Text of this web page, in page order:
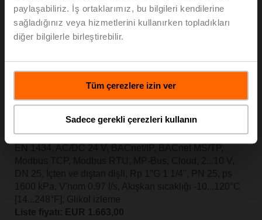
paylaşabiliriz. İş ortaklarımız, bu bilgileri kendilerine
sağladığınız veya hizmetlerini kullanırken topladıkları
diğer bilgilerle birleştirebilir.
Tüm çerezlere izin ver
Sadece gerekli çerezleri kullanın
Sepete ekle
Proje listesine ekle
EV025R2+MID
Elektrikli 2 yollu PI-CCV Belimo Energy Valve™ MID /
1600 kPa, V'nom 0.97 l/s, Akışkan sıcaklığı -10...120°C
[14...248°F], Glikol izleme
Liste fiyatı: EUR 1.663,00